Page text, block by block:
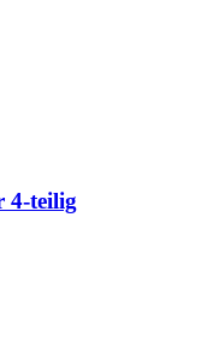
4-​teilig